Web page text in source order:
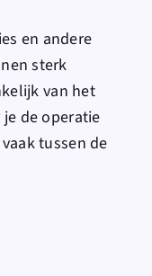
en andere
sterk
van het
de operatie
tussen de